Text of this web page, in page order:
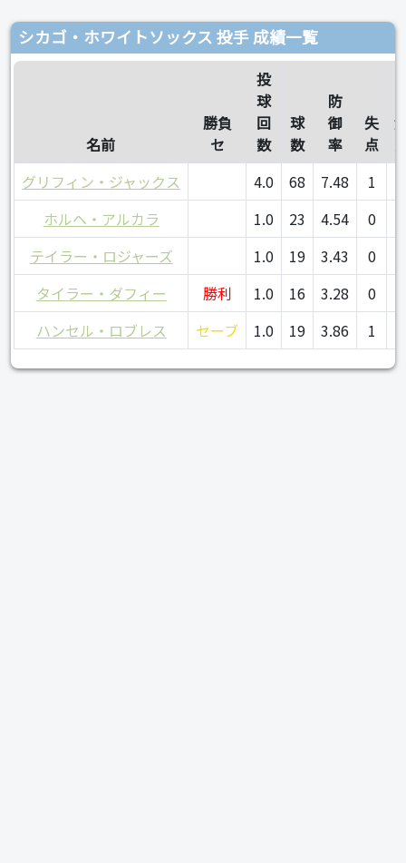
シカゴ・ホワイトソックス 投手 成績一覧
名前
勝負
セ
投
球
回
数
球
数
防
御
率
失
点
グリフィン・ジャックス
4.0 68 7.48 1
ホルヘ・アルカラ
1.0 23 4.54 0
テイラー・ロジャーズ
1.0 19 3.43 0
タイラー・ダフィー
勝利 1.0 16 3.28 0
ハンセル・ロブレス
セーブ 1.0 19 3.86 1